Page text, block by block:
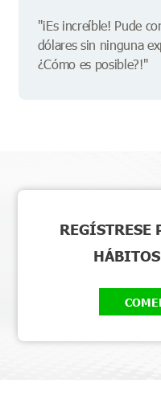
"¡Es increíble! Pude
dólares sin ninguna
¿Cómo es posible?!"
REGÍSTRESE